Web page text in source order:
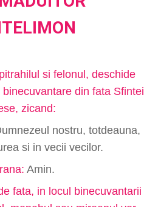
si felonul, deschide
din fata Sfintei
zicand:
nostru, totdeauna,
si in vecii vecilor.
Amin.
fata, in locul binecuvantarii